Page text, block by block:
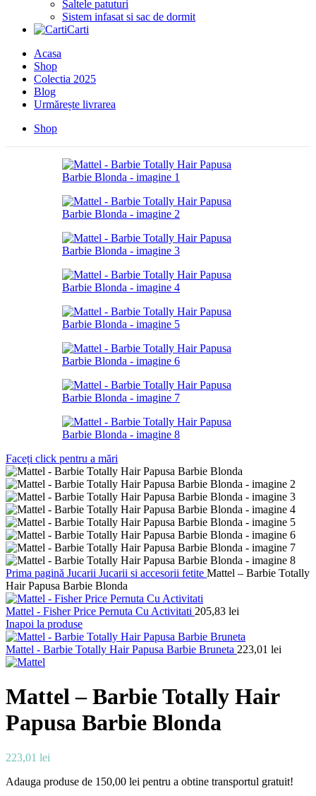
Saltele patuturi
Sistem infasat si sac de dormit
Carti
Acasa
Shop
Colectia 2025
Blog
Urmărește livrarea
Shop
Faceți click pentru a mări
Prima pagină Jucarii Jucarii si accesorii fetite Mattel – Barbie Totally
Hair Papusa Barbie Blonda
Mattel - Fisher Price Pernuta Cu Activitati 205,83 lei
Inapoi la produse
Mattel - Barbie Totally Hair Papusa Barbie Bruneta 223,01 lei
Mattel – Barbie Totally Hair
Papusa Barbie Blonda
223,01 lei
Adauga produse de 150,00 lei pentru a obtine transportul gratuit!